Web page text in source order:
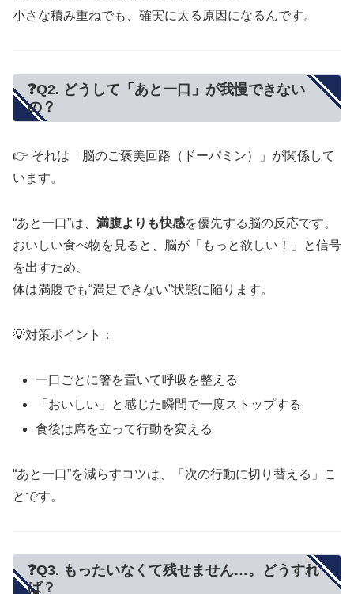
小さな積み重ねでも、確実に太る原因になるんです。
❓Q2. どうして「あと一口」が我慢できない
の？
👉 それは「脳のご褒美回路（ドーパミン）」が関係して
います。
“あと一口”は、 満腹よりも快感を優先する脳の反応です。
おいしい食べ物を見ると、脳が「もっと欲しい！」と信号
を出すため、
体は満腹でも“満足できない”状態に陥ります。
💡対策ポイント：
一口ごとに箸を置いて呼吸を整える
「おいしい」と感じた瞬間で一度ストップする
食後は席を立って行動を変える
“あと一口”を減らすコツは、「次の行動に切り替える」こ
とです。
❓Q3. もったいなくて残せません…。どうすれ
ば？